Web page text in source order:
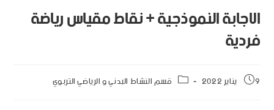
الاجابة النموذجية + نقاط مقياس رياضة
فردية
9 يناير 2022 قسم النشاط البدني و الرياضي التربوي